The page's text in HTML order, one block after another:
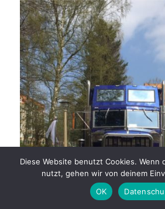
Diese Website benutzt Cookies. Wenn
nutzt, gehen wir von deinem
OK